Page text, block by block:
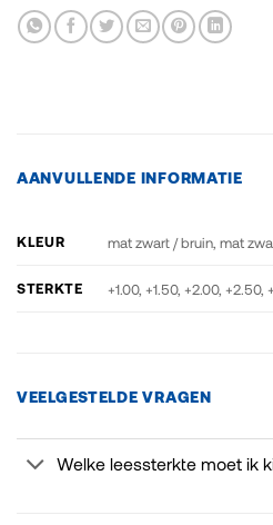
AANVULLENDE INFORMATIE
KLEUR mat zwart / bruin, mat
STERKTE +1.00, +1.50, +2.00, +2.50,
VEELGESTELDE VRAGEN
Welke leessterkte moet ik